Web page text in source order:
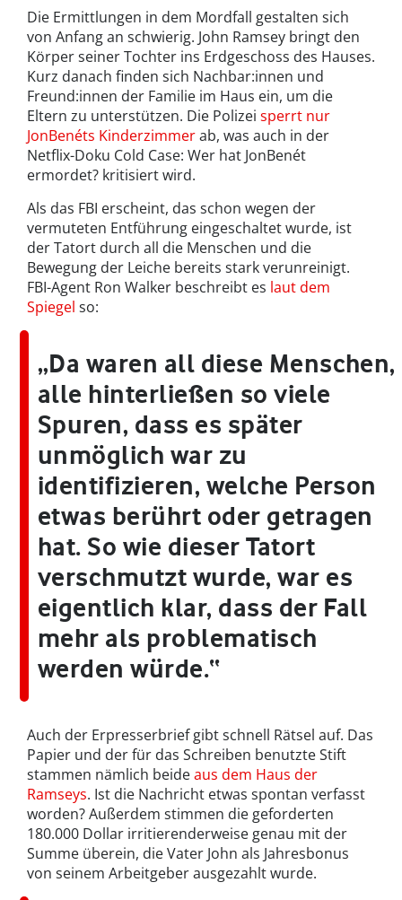
Die Ermittlungen in dem Mordfall gestalten sich
von Anfang an schwierig. John Ramsey bringt den
Körper seiner Tochter ins Erdgeschoss des Hauses.
Kurz danach finden sich Nachbar:innen und
Freund:innen der Familie im Haus ein, um die
Eltern zu unterstützen. Die Polizei sperrt nur
JonBenéts Kinderzimmerab, was auch in der
Netflix-Doku Cold Case: Wer hat JonBenét
ermordet? kritisiert wird.
Als das FBI erscheint, das schon wegen der
vermuteten Entführung eingeschaltet wurde, ist
der Tatort durch all die Menschen und die
Bewegung der Leiche bereits stark verunreinigt.
FBI-Agent Ron Walker beschreibt es laut dem
Spiegel so:
„Da waren all diese Menschen,
alle hinterließen so viele
Spuren, dass es später
unmöglich war zu
identifizieren, welche Person
etwas berührt oder getragen
hat. So wie dieser Tatort
verschmutzt wurde, war es
eigentlich klar, dass der Fall
mehr als problematisch
werden würde.“
Auch der Erpresserbrief gibt schnell Rätsel auf. Das
Papier und der für das Schreiben benutzte Stift
stammen nämlich beideaus dem Haus der
Ramseys. Ist die Nachricht etwas spontan verfasst
worden? Außerdem stimmen die geforderten
180.000 Dollar irritierenderweise genau mit der
Summe überein, die Vater John als Jahresbonus
von seinem Arbeitgeber ausgezahlt wurde.